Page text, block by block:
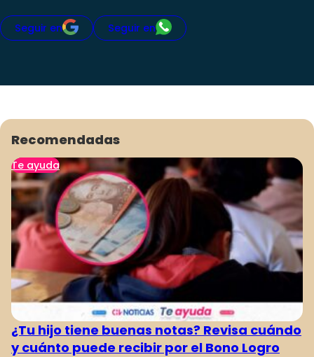
Seguir en Seguir en
Recomendadas
Te ayuda
¿Tu hijo tiene buenas notas? Revisa cuándo
y cuánto puede recibir por el Bono Logro